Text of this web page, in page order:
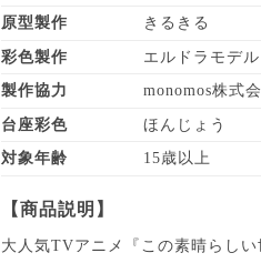
原型製作 きるきる
彩色製作 エルドラモデル
製作協力 monomos株式
台座彩色 ほんじょう
対象年齢 15歳以上
【商品説明】
大人気TVアニメ『この素晴らしい